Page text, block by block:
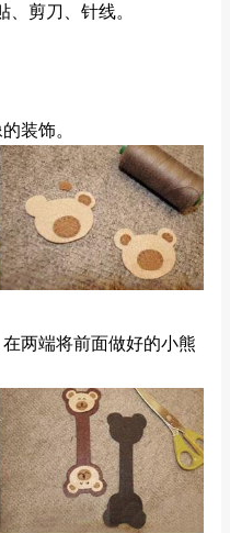
剪刀、针线。
装饰。
两端将前面做好的小熊